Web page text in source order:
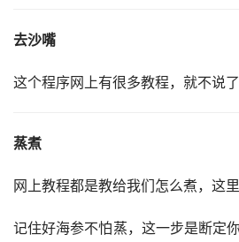
去沙嘴
这个程序网上有很多教程，就不说了
蒸煮
网上教程都是教给我们怎么煮，这
记住好海参不怕蒸，这一步是断定